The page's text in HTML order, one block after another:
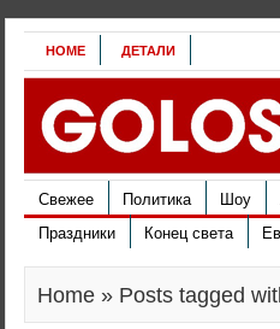
HOME ДЕТАЛИ
Свежее Политика Шоу
Праздники
Конец света
Home » Posts tagged